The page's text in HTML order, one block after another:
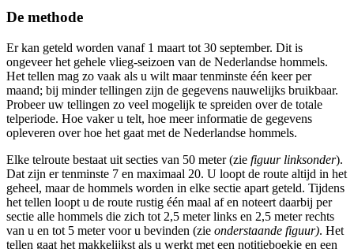
De methode
Er kan geteld worden vanaf 1 maart tot 30 september. Dit is
ongeveer het gehele vlieg-seizoen van de Nederlandse hommels.
Het tellen mag zo vaak als u wilt maar tenminste één keer per
maand; bij minder tellingen zijn de gegevens nauwelijks bruikbaar.
Probeer uw tellingen zo veel mogelijk te spreiden over de totale
telperiode. Hoe vaker u telt, hoe meer informatie de gegevens
opleveren over hoe het gaat met de Nederlandse hommels.
Elke telroute bestaat uit secties van 50 meter (zie figuur linksonder).
Dat zijn er tenminste 7 en maximaal 20. U loopt de route altijd in het
geheel, maar de hommels worden in elke sectie apart geteld. Tijdens
het tellen loopt u de route rustig één maal af en noteert daarbij per
sectie alle hommels die zich tot 2,5 meter links en 2,5 meter rechts
van u en tot 5 meter voor u bevinden (zie onderstaande figuur). Het
tellen gaat het makkelijkst als u werkt met een notitieboekje en een